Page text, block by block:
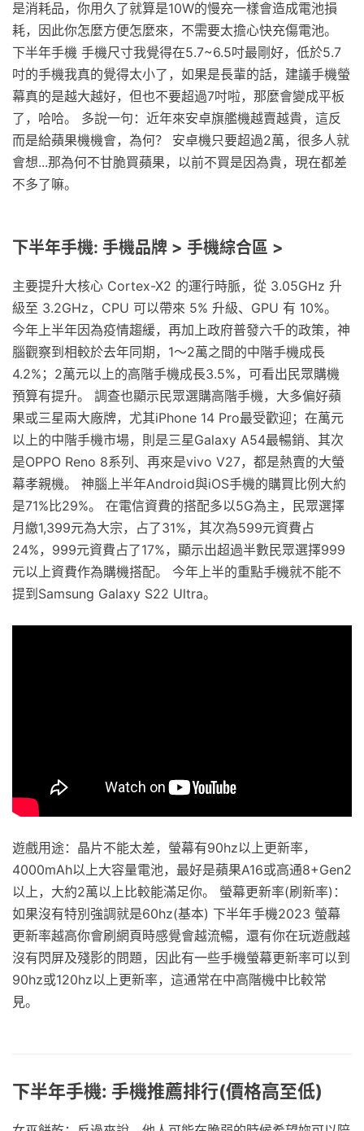
是消耗品，你用久了就算是10W的慢充一樣會造成電池損
耗，因此你怎麼方便怎麼來，不需要太擔心快充傷電池。
下半年手機 手機尺寸我覺得在5.7~6.5吋最剛好，低於5.7
吋的手機我真的覺得太小了，如果是長輩的話，建議手機螢
幕真的是越大越好，但也不要超過7吋啦，那麼會變成平板
了，哈哈。 多說一句：近年來安卓旗艦機越賣越貴，這反
而是給蘋果機機會，為何？ 安卓機只要超過2萬，很多人就
會想...那為何不甘脆買蘋果，以前不買是因為貴，現在都差
不多了嘛。
下半年手機: 手機品牌 > 手機綜合區 >
主要提升大核心 Cortex-X2 的運行時脈，從 3.05GHz 升
級至 3.2GHz，CPU 可以帶來 5% 升級、GPU 有 10%。
今年上半年因為疫情趨緩，再加上政府普發六千的政策，神
腦觀察到相較於去年同期，1～2萬之間的中階手機成長
4.2%；2萬元以上的高階手機成長3.5%，可看出民眾購機
預算有提升。 調查也顯示民眾選購高階手機，大多偏好蘋
果或三星兩大廠牌，尤其iPhone 14 Pro最受歡迎；在萬元
以上的中階手機市場，則是三星Galaxy A54最暢銷、其次
是OPPO Reno 8系列、再來是vivo V27，都是熱賣的大螢
幕孝親機。 神腦上半年Android與iOS手機的購買比例大約
是71%比29%。 在電信資費的搭配多以5G為主，民眾選擇
月繳1,399元為大宗，占了31%，其次為599元資費占
24%，999元資費占了17%，顯示出超過半數民眾選擇999
元以上資費作為購機搭配。 今年上半的重點手機就不能不
提到Samsung Galaxy S22 Ultra。
遊戲用途：晶片不能太差，螢幕有90hz以上更新率，
4000mAh以上大容量電池，最好是蘋果A16或高通8+Gen2
以上，大約2萬以上比較能滿足你。 螢幕更新率(刷新率)：
如果沒有特別強調就是60hz(基本) 下半年手機2023 螢幕
更新率越高你會刷網頁時感覺會越流暢，還有你在玩遊戲越
沒有閃屏及殘影的問題，因此有一些手機螢幕更新率可以到
90hz或120hz以上更新率，這通常在中高階機中比較常
見。
下半年手機: 手機推薦排行(價格高至低)